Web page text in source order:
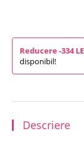
Reducere -334
disponibil!
Descriere